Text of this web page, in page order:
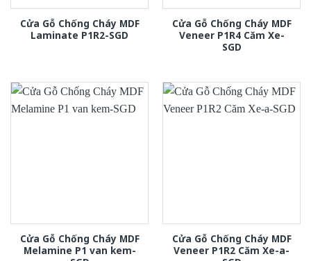
Cửa Gỗ Chống Cháy MDF
Laminate P1R2-SGD
Cửa Gỗ Chống Cháy MDF
Veneer P1R4 Căm Xe-
SGD
Cửa Gỗ Chống Cháy MDF
Melamine P1 van kem-
Cửa Gỗ Chống Cháy MDF
Veneer P1R2 Căm Xe-a-